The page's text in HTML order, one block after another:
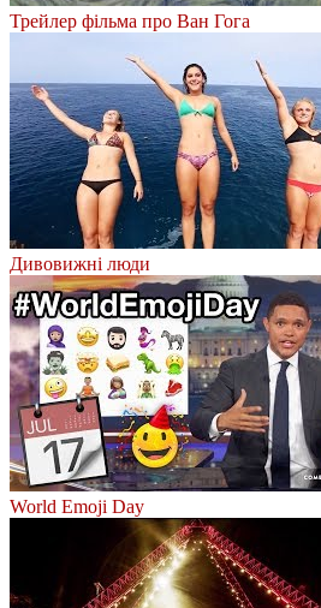
Трейлер фільма про Ван Гога
Дивовижні люди
World Emoji Day